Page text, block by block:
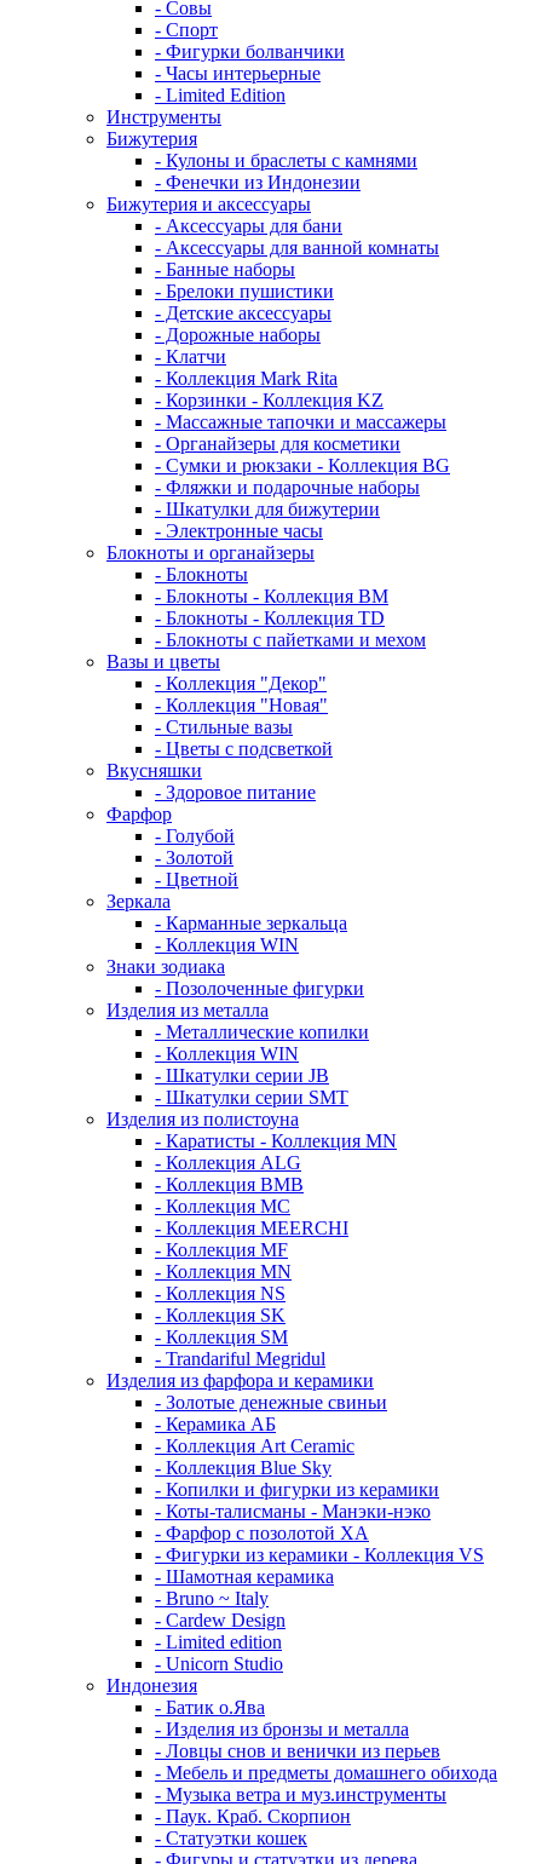
- Совы
- Спорт
- Фигурки болванчики
- Часы интерьерные
- Limited Edition
Инструменты
Бижутерия
- Кулоны и браслеты с камнями
- Фенечки из Индонезии
Бижутерия и аксессуары
- Аксессуары для бани
- Аксессуары для ванной комнаты
- Банные наборы
- Брелоки пушистики
- Детские аксессуары
- Дорожные наборы
- Клатчи
- Коллекция Mark Rita
- Корзинки - Коллекция KZ
- Массажные тапочки и массажеры
- Органайзеры для косметики
- Сумки и рюкзаки - Коллекция BG
- Фляжки и подарочные наборы
- Шкатулки для бижутерии
- Электронные часы
Блокноты и органайзеры
- Блокноты
- Блокноты - Коллекция BM
- Блокноты - Коллекция TD
- Блокноты с пайетками и мехом
Вазы и цветы
- Коллекция "Декор"
- Коллекция "Новая"
- Стильные вазы
- Цветы с подсветкой
Вкусняшки
- Здоровое питание
Фарфор
- Голубой
- Золотой
- Цветной
Зеркала
- Карманные зеркальца
- Коллекция WIN
Знаки зодиака
- Позолоченные фигурки
Изделия из металла
- Металлические копилки
- Коллекция WIN
- Шкатулки серии JB
- Шкатулки серии SMT
Изделия из полистоуна
- Каратисты - Коллекция MN
- Коллекция ALG
- Коллекция BMB
- Коллекция MC
- Коллекция MEERCHI
- Коллекция MF
- Коллекция MN
- Коллекция NS
- Коллекция SK
- Коллекция SM
- Trandariful Megridul
Изделия из фарфора и керамики
- Золотые денежные свиньи
- Керамика АБ
- Коллекция Art Ceramic
- Коллекция Blue Sky
- Копилки и фигурки из керамики
- Коты-талисманы - Манэки-нэко
- Фарфор с позолотой XA
- Фигурки из керамики - Коллекция VS
- Шамотная керамика
- Bruno ~ Italy
- Cardew Design
- Limited edition
- Unicorn Studio
Индонезия
- Батик о.Ява
- Изделия из бронзы и металла
- Ловцы снов и венички из перьев
- Мебель и предметы домашнего обихода
- Музыка ветра и муз.инструменты
- Паук. Краб. Скорпион
- Статуэтки кошек
- Фигуры и статуэтки из дерева